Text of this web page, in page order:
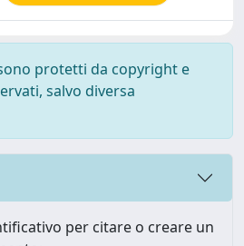
protetti da copyright e
salvo diversa
per citare o creare un